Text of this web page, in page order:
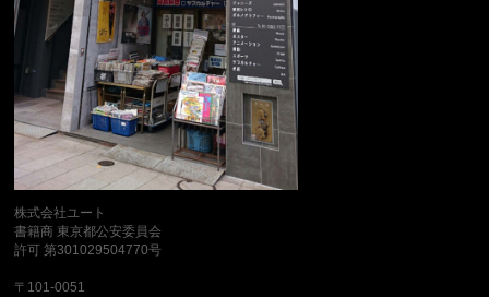
株式会社ユート
書籍商 東京都公安委員会
許可 第301029504770号
〒101-0051